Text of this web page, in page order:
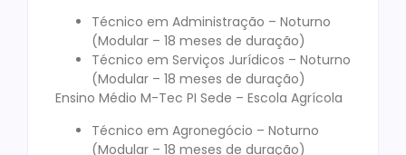
Técnico em Administração – Noturno
(Modular – 18 meses de duração)
Técnico em Serviços Jurídicos – Noturno
(Modular – 18 meses de duração)
Ensino Médio M-Tec PI Sede – Escola Agrícola
Técnico em Agronegócio – Noturno
(Modular – 18 meses de duração)